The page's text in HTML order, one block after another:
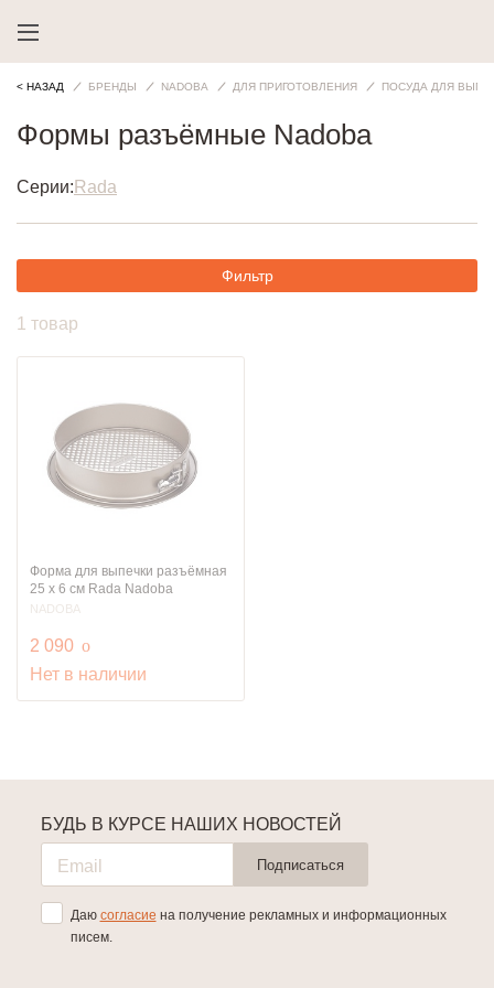
< НАЗАД БРЕНДЫ NADOBA ДЛЯ ПРИГОТОВЛЕНИЯ ПОСУДА ДЛЯ
Формы разъёмные Nadoba
Серии: Rada
Фильтр
1 товар
Форма для выпечки разъёмная
25 х 6 см Rada Nadoba
NADOBA
2 090 руб.
o
Нет в наличии
БУДЬ В КУРСЕ НАШИХ НОВОСТЕЙ
Подписаться
Даю согласие на получение рекламных и информационных
писем.